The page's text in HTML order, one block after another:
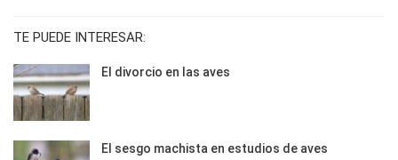
TE PUEDE INTERESAR:
El divorcio en las aves
El sesgo machista en estudios de aves